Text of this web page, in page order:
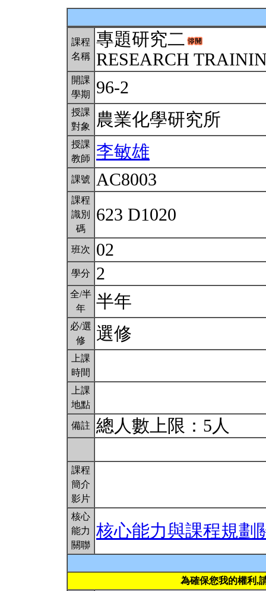
課程
名稱
專題研究二
RESEARCH
開課
學期
96-2
授課
對象
農業化學研究所
授課
教師
李敏雄
課號 AC8003
課程
識別
碼
623 D1020
班次 02
學分 2
全/半
年
半年
必/選
修
選修
上課
時間
上課
地點
備註 總人數上限：5人
課程
簡介
影片
核心
能力
關聯
核心能力與課程規劃
為確保您我的權利,